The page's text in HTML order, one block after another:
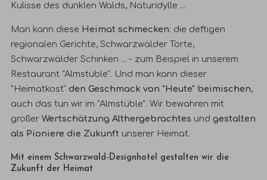
Kulisse des dunklen Walds, Naturidylle ...
Man kann diese Heimat schmecken: die deftigen
regionalen Gerichte, Schwarzwälder Torte,
Schwarzwälder Schinken ... - zum Beispiel in unserem
Restaurant "Almstüble". Und man kann dieser
"Heimatkost"den Geschmack von "Heute" beimischen,
auch das tun wir im "Almstüble". Wir bewahren mit
großerWertschätzung Althergebrachtes undgestalten
als Pioniere die Zukunft unserer Heimat.
Mit einem Schwarzwald-Designhotel gestalten wir die
Zukunft der Heimat